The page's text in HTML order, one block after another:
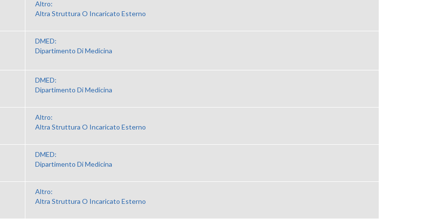
Altro:
Altra Struttura O Incaricato Esterno
DMED:
Dipartimento Di Medicina
DMED:
Dipartimento Di Medicina
Altro:
Altra Struttura O Incaricato Esterno
DMED:
Dipartimento Di Medicina
Altro:
Altra Struttura O Incaricato Esterno